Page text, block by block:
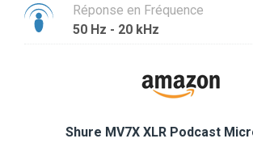
Réponse en Fréquence
50 Hz - 20 kHz
Shure MV7X XLR Podcast